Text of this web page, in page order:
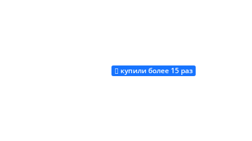
Купить
купили более 15 раз